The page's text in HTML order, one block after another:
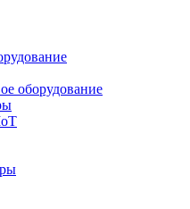
оборудование